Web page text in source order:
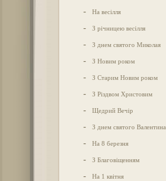
- На весілля
- З річницею весілля
- З днем святого Миколая
- З Новим роком
- З Старим Новим роком
- З Різдвом Христовим
- Щедрий Вечір
- З днем святого Валентина
- На 8 березня
- З Благовіщенням
- На 1 квітня